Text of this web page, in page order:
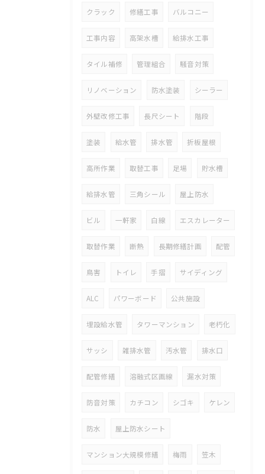
クラック 修繕工事 バルコニー
工事内容 高架水槽 給排水工事
タイル補修 管理組合 騒音対策
リノベーション 防水塗装 シーラー
外壁改修工事 長尺シート 階段
塗装 給水管 排水管 折板屋根
高所作業 取替工事 足場 貯水槽
給排水管 三角シール 屋上防水
ビル 一軒家 白線 エスカレーター
取替作業 断熱 長期修繕計画 配管
鳥害 トイレ 手摺 サイディング
ALC パワーボード 公共施設
埋設給水管 タワーマンション 老朽化
サッシ 雑排水管 汚水管 排水口
配管修繕 溶融式区画線 漏水対策
防音対策 カチコン シゴキ ケレン
防水 屋上防水シート
マンション大規模修繕 梅雨 笠木